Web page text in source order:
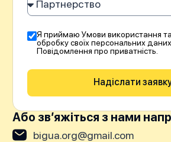
Я приймаю Умови використання
обробку своїх персональних
Повідомлення про приватність.
Надіслати
Або звʼяжіться з нами
bigua.org@gmail.com